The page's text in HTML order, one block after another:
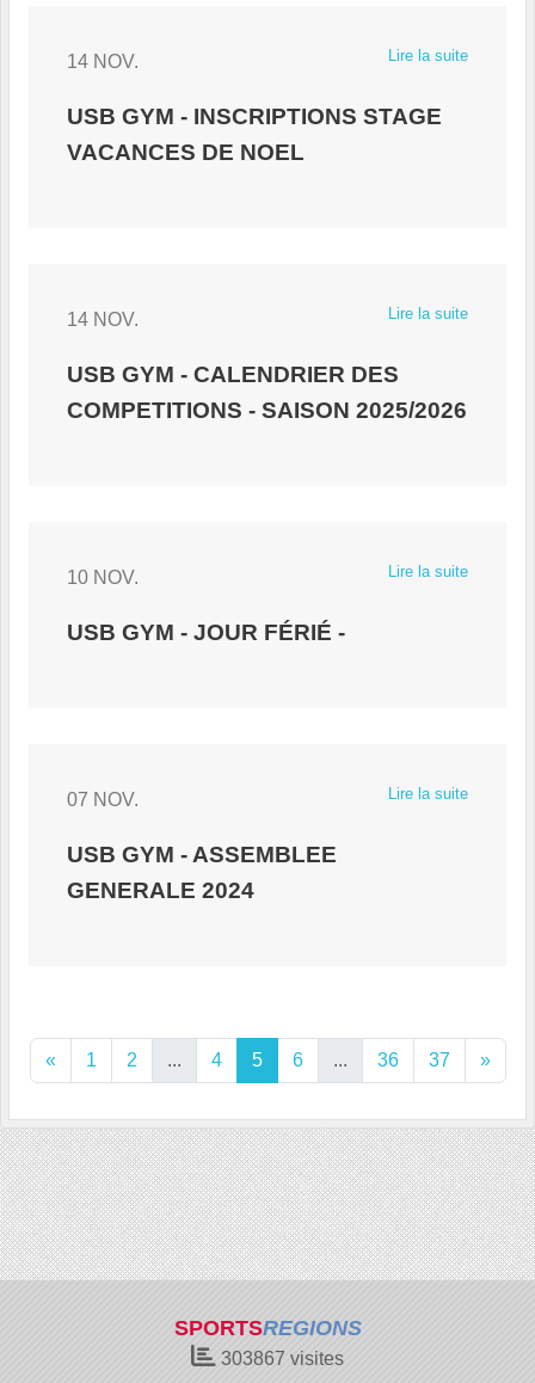
Lire la suite
14 NOV.
USB GYM - INSCRIPTIONS STAGE
VACANCES DE NOEL
Lire la suite
14 NOV.
USB GYM - CALENDRIER DES
COMPETITIONS - SAISON 2025/2026
Lire la suite
10 NOV.
USB GYM - JOUR FÉRIÉ -
Lire la suite
07 NOV.
USB GYM - ASSEMBLEE
GENERALE 2024
« 1 2 ... 4 5 6 ... 36 37 »
SPORTSREGIONS
303867 visites